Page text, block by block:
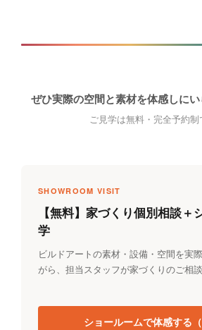
ぜひ実際の空間と素材を体感しにい
ご見学は無料・完全予約制
SHOWROOM VISIT
【無料】家づくり個別相談＋
学
ビルドアートの素材・設備・空間を実
がら、担当スタッフが家づくりのご相
ショールームで体感する（